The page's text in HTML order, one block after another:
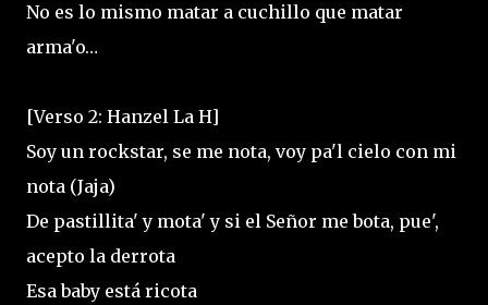
No es lo mismo matar a cuchillo que matar
arma'o…
[Verso 2: Hanzel La H]
Soy un rockstar, se me nota, voy pa'l cielo con mi
nota (Jaja)
De pastillita' y mota' y si el Señor me bota, pue',
acepto la derrota
Esa baby está ricota